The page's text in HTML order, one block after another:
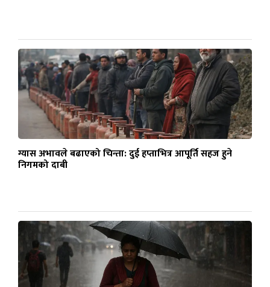
ग्यास अभावले बढाएको चिन्ता: दुई हप्ताभित्र आपूर्ति सहज हुने
निगमको दाबी